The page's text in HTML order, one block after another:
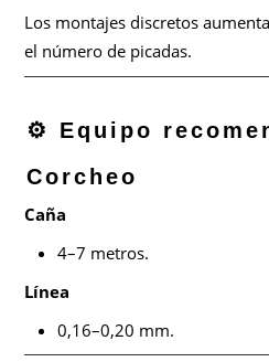
Los montajes discretos
el número de picadas.
⚙️ Equipo
Corcheo
Caña
4–7 metros.
Línea
0,16–0,20 mm.